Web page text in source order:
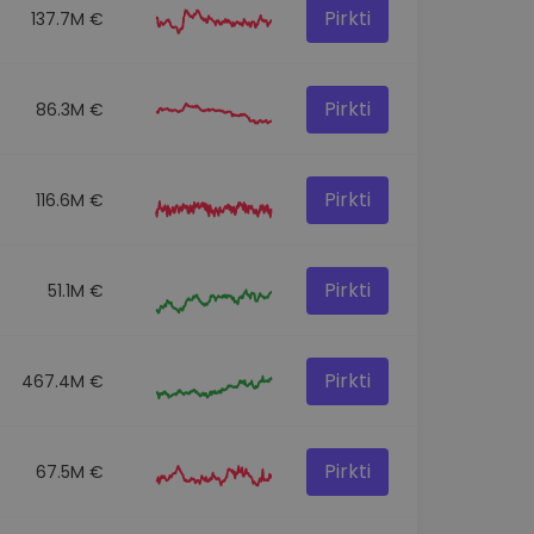
137.7M € Pirkti
86.3M € Pirkti
116.6M € Pirkti
51.1M € Pirkti
467.4M € Pirkti
67.5M € Pirkti